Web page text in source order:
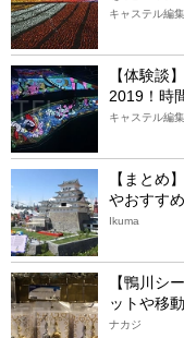
キャステル編
【体験談
2019！時
キャステル編
【まとめ
やおすす
Ikuma
【鴨川シ
ットや移
ナカジ